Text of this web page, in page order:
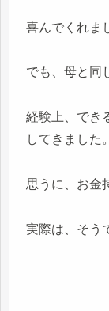
喜んでくれま
でも、母と同
経験上、でき
してきました。
思うに、お金
実際は、そう